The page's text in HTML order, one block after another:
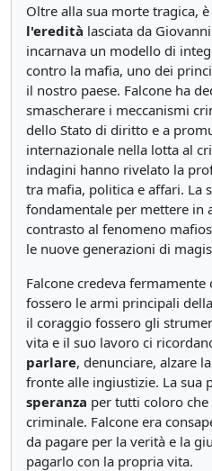
Oltre alla sua morte tragica,
l'eredità lasciata da
incarnava un modello di
contro la mafia, uno dei
il nostro paese. Falcone ha
smascherare i meccanismi
dello Stato di diritto e a
internazionale nella lotta al
indagini hanno rivelato la
tra mafia, politica e affari. La
fondamentale per mettere in
contrasto al fenomeno
le nuove generazioni di
Falcone credeva
fossero le armi principali
il coraggio fossero gli
vita e il suo lavoro ci
parlare, denunciare, alzare
fronte alle ingiustizie. La sua
speranza per tutti coloro
criminale. Falcone era
da pagare per la verità e la
pagarlo con la propria vita.